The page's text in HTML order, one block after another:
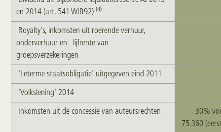
en 2014 (art. 541 WIB92)(4)
Royalty's, inkomsten uit roerende verhuur,
onderverhuur en lijfrente van
groepsverzekeringen
'Leterme staatsobligatie' uitgegeven eind 2011
'Volkslening' 2014
Inkomsten uit de concessie van auteursrechten
30%
75.360